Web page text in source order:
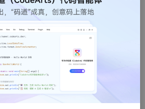
杯“揭榜挂帅”华为赛道，邀你来
战！
联盟
06-11 11:01:07
中国青年科技创新“揭榜挂帅”擂台赛·华为
华为云码道（CodeArts）代码智能体
次大赛鼓励参赛者充分发挥创意，围绕广泛